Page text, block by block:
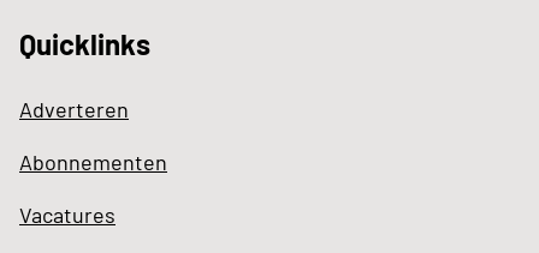
Quicklinks
Adverteren
Abonnementen
Vacatures